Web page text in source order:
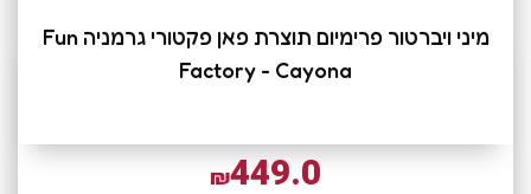
מיני ויברטור פרימיום תוצרת פאן פקטורי גרמניה Fun
Factory - Cayona
₪449.0